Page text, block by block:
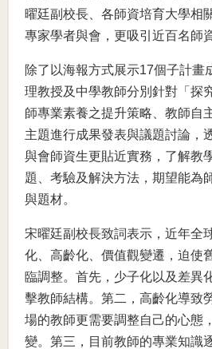
曜廷副校長、各師資培育大學相
專家學者與會，更吸引近百名師
除了以海報方式展示17個子計畫
理教授及中學教師分別針對「探
師專業素養之提升策略、教師自
主題進行成果發表與議題討論，
與會師資生更貼近實務，了解教
題、考驗及解決方法，期望能為
與題材。
宋曜廷副校長致詞表示，近年全
化、高齡化、價值觀變遷，迫使
臨調整。首先，少子化以及差異
擊教師結構。第二，高齡化導致
場的教師更需要調整自己的心態
變。第三，目前教師的專業知識